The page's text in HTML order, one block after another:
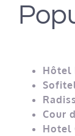
Hôtel
Cour
Hotel